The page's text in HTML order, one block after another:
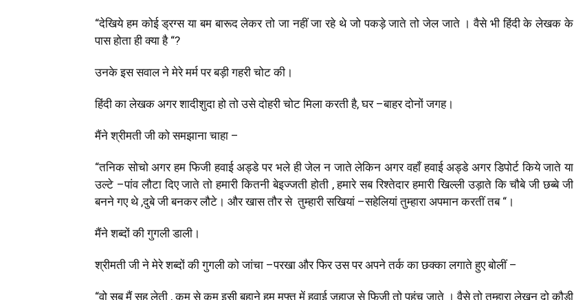
“देखिये हम कोई ड्रग्स या बम बारूद लेकर तो जा नहीं जा रहे थे जो पकड़े जाते तो जेल जाते । वैसे भी हिंदी के लेखक के
पास होता ही क्या है “?
उनके इस सवाल ने मेरे मर्म पर बड़ी गहरी चोट की।
हिंदी का लेखक अगर शादीशुदा हो तो उसे दोहरी चोट मिला करती है,घर –बाहर दोनों जगह।
मैंने श्रीमती जी को समझाना चाहा –
“तनिक सोचो अगर हम फिजी हवाई अड्डे पर भले ही जेल न जाते लेकिन अगर वहाँ हवाई अड्डे अगर डिपोर्ट किये जाते या
उल्टे –पांव लौटा दिए जाते तो हमारी कितनी बेइज्जती होती ,हमारे सब रिश्तेदार हमारी खिल्ली उड़ाते कि चौबे जी छब्बे जी
बनने गए थे ,दुबे जी बनकर लौटे। और खास तौर से तुम्हारी सखियां –सहेलियां तुम्हारा अपमान करतीं तब “।
मैंने शब्दों की गुगली डाली।
श्रीमती जी ने मेरे शब्दों की गुगली को जांचा –परखा और फिर उस पर अपने तर्क का छक्का लगाते हुए बोलीं –
“वो सब मैं सह लेती ,कम से कम इसी बहाने हम मुफ्त में हवाई जहाज से फिजी तो पहुंच जाते । वैसे तो तुम्हारा लेखन दो कौड़ी